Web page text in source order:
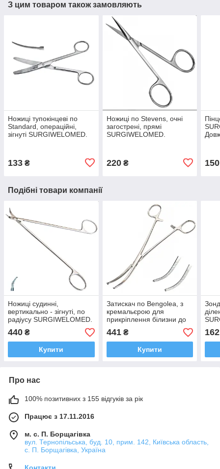
З цим товаром також замовляють
Ножиці тупокінцеві по
Standard, операційні,
зігнуті SURGIWELOMED.
133 ₴
Ножиці по Stevens, очні
загострені, прямі
SURGIWELOMED.
220₴ 150
Подібні товари компанії
Ножиці судинні,
вертикально - зігнуті, по
радіусу SURGIWELOMED.
Довжина 15,8 см
440 ₴
Купити
Затискач по Bengolea, з
кремальєрою для
прикріплення білизни до
очеревини
SURGIWELOMED.
Довжина 19,5 см
441₴
Купити
162
Про нас
100% позитивних з 155 відгуків за рік
Працює з 17.11.2016
м. с. П. Борщагівка
вул. Тернопільська, буд. 10, прим. 142, Київська область,
с. П. Борщагівка, Україна